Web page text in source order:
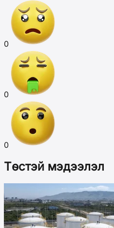
0
0
0
Төстэй мэдээлэл